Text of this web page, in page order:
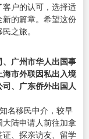
户的认可，选择适
的篇章。希望这份
之旅。
广州市华人出国事
市外联因私出入境
、广东侨外出国人
名移民中介，较早
陆申请人前往加拿
、探亲访友、留学